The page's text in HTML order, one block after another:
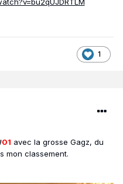
1
01 avec la grosse Gagz, du
mon classement.